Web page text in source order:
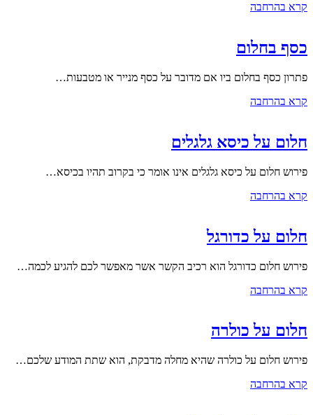
קרא בהרחבה
כסף בחלום
פתרון כסף בחלום ביו אם מדובר על כסף מנייר או מטבעות…
קרא בהרחבה
חלום על כיסא גלגלים
פירוש חלום על כיסא גלגלים אינו אומר כי בקרוב תהיו בכיסא…
קרא בהרחבה
חלום על כדורגל
פירוש חלום כדורגל הוא רכיב הקשר אשר מאפשר לכם להגיע לכמה…
קרא בהרחבה
חלום על כולרה
פירוש חלום על כולרה שהיא מחלה מדבקת, הוא שתת המודע שלכם…
קרא בהרחבה